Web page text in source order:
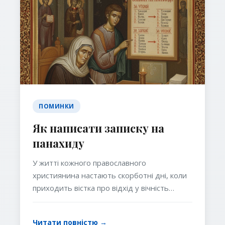
разом із душами померлих до престолу
Божого.
ПОМИНКИ
Як написати записку на
панахиду
У житті кожного православного
християнина настають скорботні дні, коли
приходить вістка про відхід у вічність
Читати повністю →